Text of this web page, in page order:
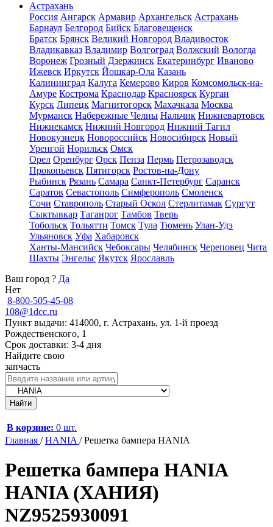
Астрахань
Россия Ангарск Армавир Архангельск Астрахань
Барнаул Белгород Бийск Благовещенск
Братск Брянск Великий Новгород Владивосток
Владикавказ Владимир Волгоград Волжский Вологда
Воронеж Грозный Дзержинск Екатеринбург Иваново
Ижевск Иркутск Йошкар-Ола Казань
Калининград Калуга Кемерово Киров Комсомольск-на-
Амуре Кострома Краснодар Красноярск Курган
Курск Липецк Магнитогорск Махачкала Москва
Мурманск Набережные Челны Нальчик Нижневартовск
Нижнекамск Нижний Новгород Нижний Тагил
Новокузнецк Новороссийск Новосибирск Новый
Уренгой Норильск Омск
Орел Оренбург Орск Пенза Пермь Петрозаводск
Прокопьевск Пятигорск Ростов-на-Дону
Рыбинск Рязань Самара Санкт-Петербург Саранск
Саратов Севастополь Симферополь Смоленск
Сочи Ставрополь Старый Оскол Стерлитамак Сургут
Сыктывкар Таганрог Тамбов Тверь
Тобольск Тольятти Томск Тула Тюмень Улан-Удэ
Ульяновск Уфа Хабаровск
Ханты-Мансийск Чебоксары Челябинск Череповец Чита
Шахты Энгельс Якутск Ярославль
Ваш город ? Да
Нет
8-800-505-45-08
108@1dcc.ru
Пункт выдачи: 414000, г. Астрахань, ул. 1-й проезд
Рождественского, 1
Срок доставки: 3-4 дня
Найдите свою
запчасть
В корзине: 0 шт.
Главная /HANIA /Решетка бампера HANIA
Решетка бампера HANIA
HANIA (ХАНИЯ)
NZ9525930091